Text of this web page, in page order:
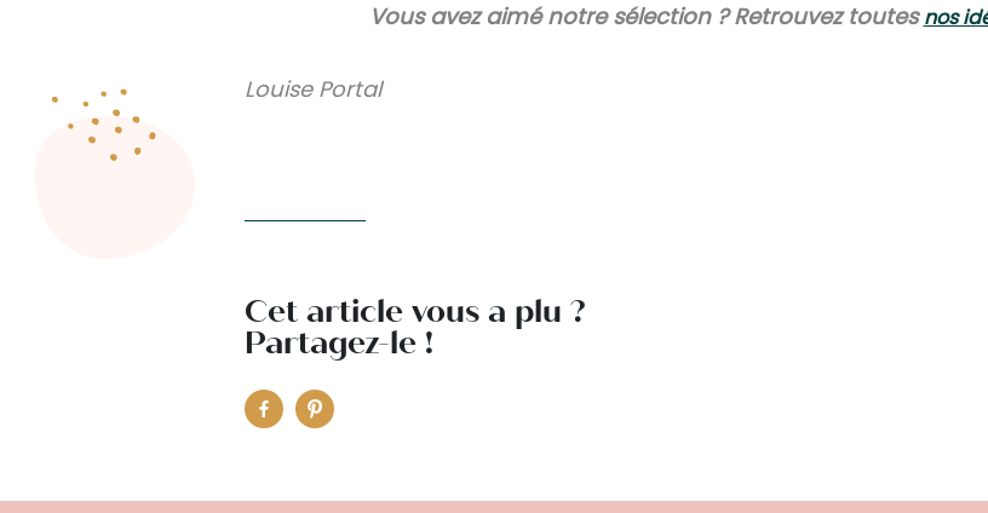
Vous avez aimé notre sélection ? Retrouvez toutesnos
Louise Portal
Cet article vous a plu ?
Partagez-le !